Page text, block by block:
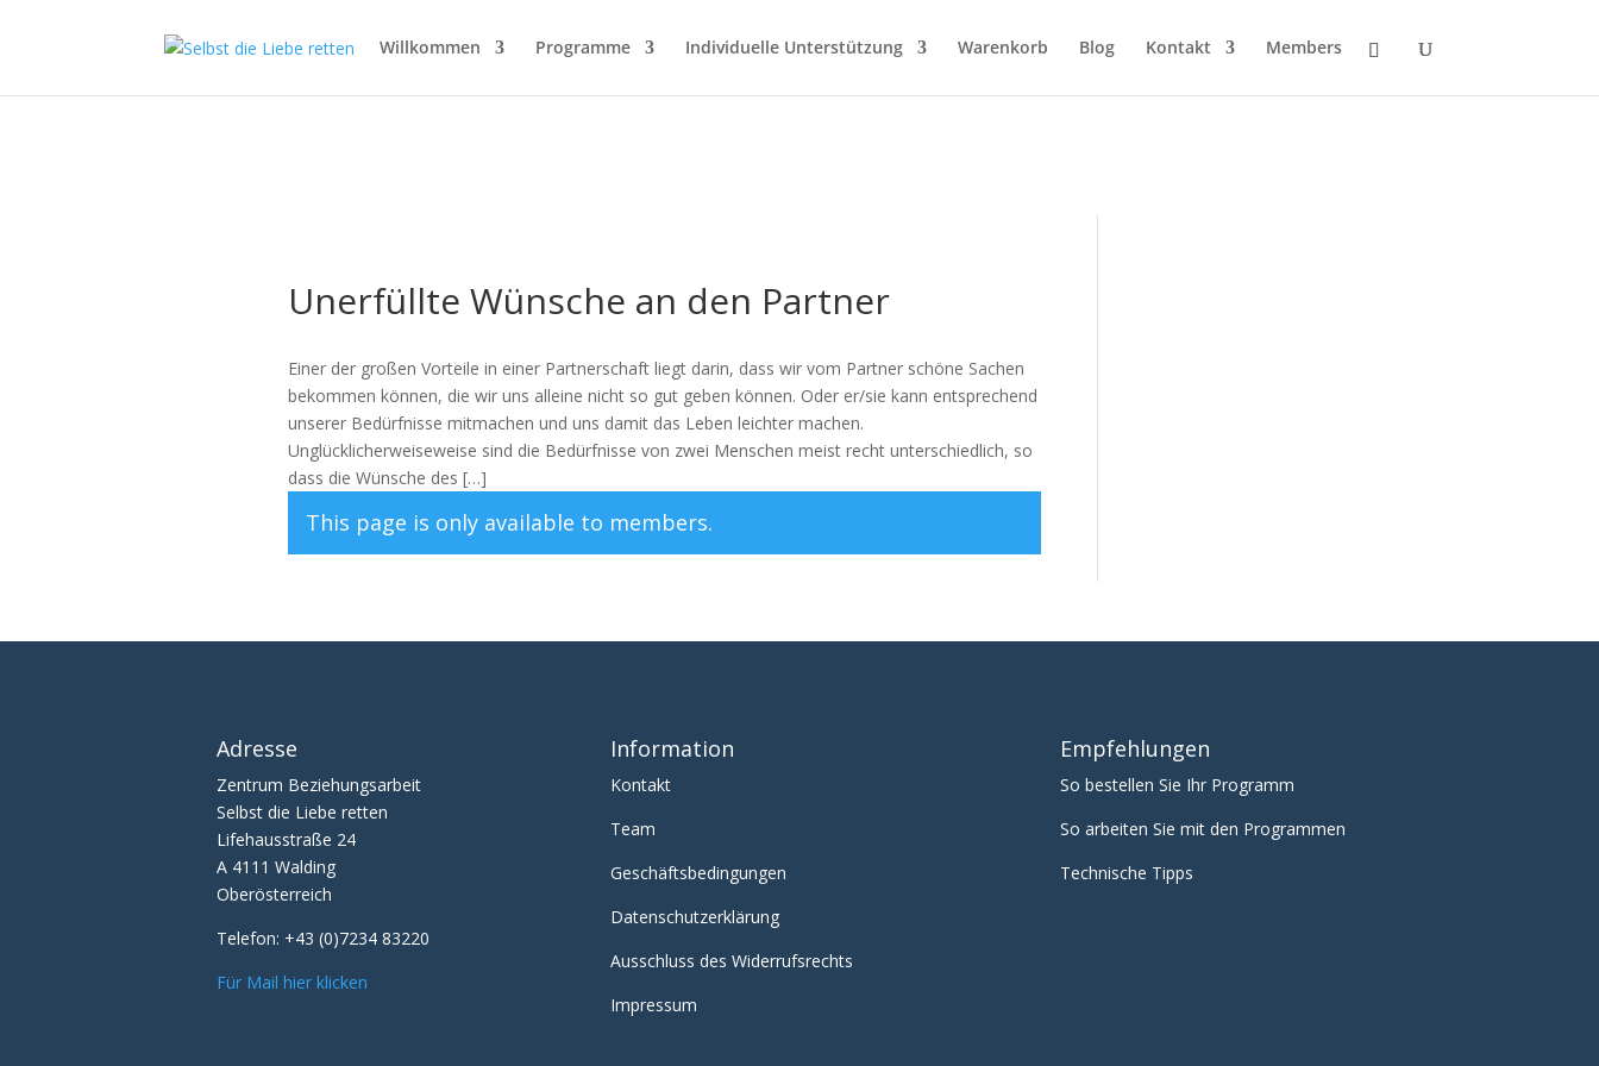
Willkommen Programme Individuelle Unterstützung Warenkorb Blog Kontakt Members
Unerfüllte Wünsche an den Partner
Einer der großen Vorteile in einer Partnerschaft liegt darin, dass wir vom Partner schöne Sachen
bekommen können, die wir uns alleine nicht so gut geben können. Oder er/sie kann entsprechend
unserer Bedürfnisse mitmachen und uns damit das Leben leichter machen.
Unglücklicherweiseweise sind die Bedürfnisse von zwei Menschen meist recht unterschiedlich, so
dass die Wünsche des […]
This page is only available to members.
Adresse
Zentrum Beziehungsarbeit
Selbst die Liebe retten
Lifehausstraße 24
A 4111 Walding
Oberösterreich
Telefon: +43 (0)7234 83220
Für Mail hier klicken
Information
Kontakt
Team
Geschäftsbedingungen
Datenschutzerklärung
Ausschluss des Widerrufsrechts
Impressum
Empfehlungen
So bestellen Sie Ihr Programm
So arbeiten Sie mit den Programmen
Technische Tipps